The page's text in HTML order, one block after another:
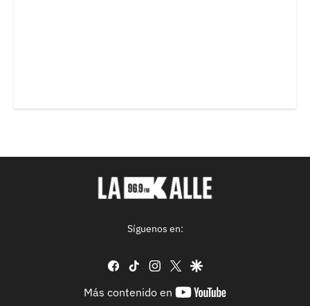
Síguenos en:
facebook
tiktok instagram
twittergoogle
Más contenido en
youtube-